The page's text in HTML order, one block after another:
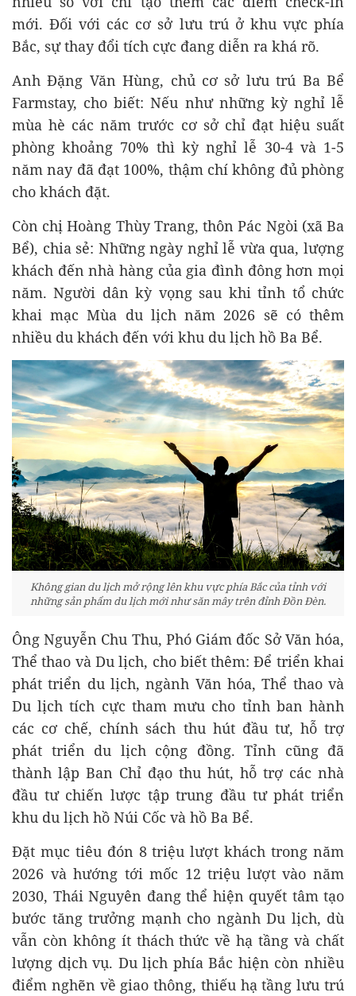
mới. Đối với các cơ sở lưu trú ở khu vực phía
Bắc, sự thay đổi tích cực đang diễn ra khá rõ.
Anh Đặng Văn Hùng, chủ cơ sở lưu trú Ba Bể
Farmstay, cho biết: Nếu như những kỳ nghỉ lễ
mùa hè các năm trước cơ sở chỉ đạt hiệu suất
phòng khoảng 70% thì kỳ nghỉ lễ 30-4 và 1-5
năm nay đã đạt 100%, thậm chí không đủ phòng
cho khách đặt.
Còn chị Hoàng Thùy Trang, thôn Pác Ngòi (xã Ba
Bể), chia sẻ: Những ngày nghỉ lễ vừa qua, lượng
khách đến nhà hàng của gia đình đông hơn mọi
năm. Người dân kỳ vọng sau khi tỉnh tổ chức
khai mạc Mùa du lịch năm 2026 sẽ có thêm
nhiều du khách đến với khu du lịch hồ Ba Bể.
Không gian du lịch mở rộng lên khu vực phía Bắc của tỉnh với
những sản phẩm du lịch mới như săn mây trên đỉnh Đồn Đèn.
Ông Nguyễn Chu Thu, Phó Giám đốc Sở Văn hóa,
Thể thao và Du lịch, cho biết thêm: Để triển khai
phát triển du lịch, ngành Văn hóa, Thể thao và
Du lịch tích cực tham mưu cho tỉnh ban hành
các cơ chế, chính sách thu hút đầu tư, hỗ trợ
phát triển du lịch cộng đồng. Tỉnh cũng đã
thành lập Ban Chỉ đạo thu hút, hỗ trợ các nhà
đầu tư chiến lược tập trung đầu tư phát triển
khu du lịch hồ Núi Cốc và hồ Ba Bể.
Đặt mục tiêu đón 8 triệu lượt khách trong năm
2026 và hướng tới mốc 12 triệu lượt vào năm
2030, Thái Nguyên đang thể hiện quyết tâm tạo
bước tăng trưởng mạnh cho ngành Du lịch, dù
vẫn còn không ít thách thức về hạ tầng và chất
lượng dịch vụ. Du lịch phía Bắc hiện còn nhiều
điểm nghẽn về giao thông, thiếu hạ tầng lưu trú